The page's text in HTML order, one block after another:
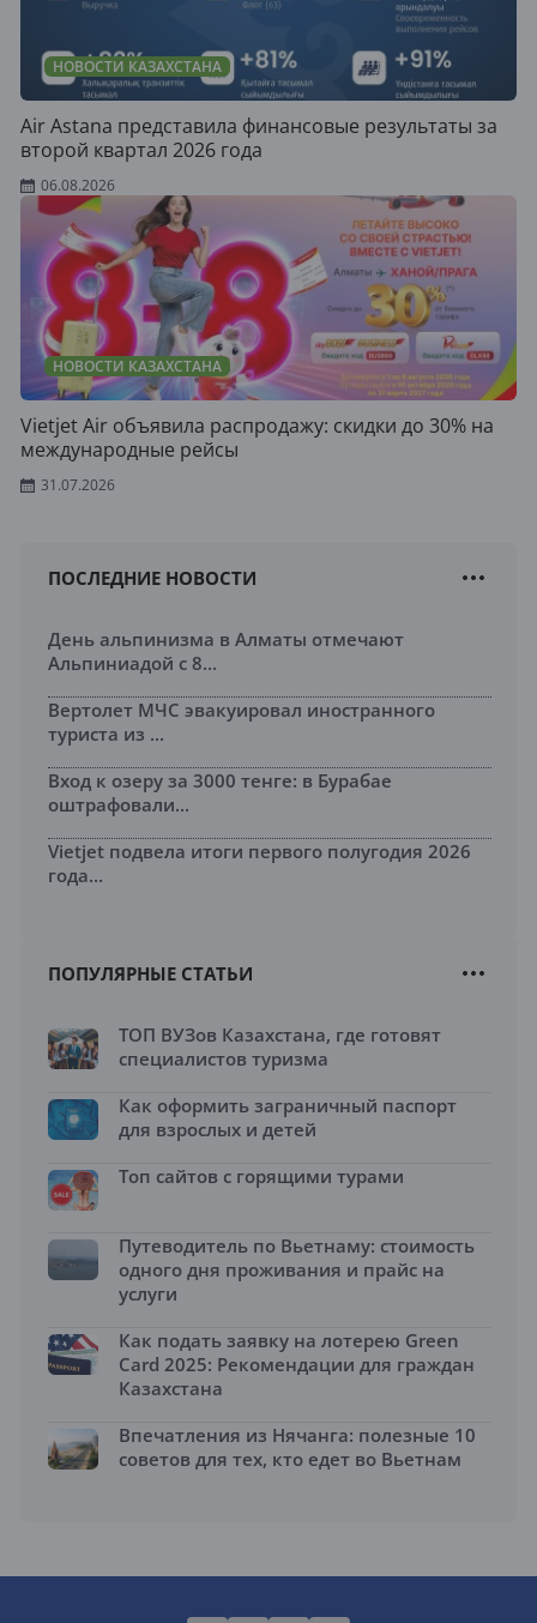
НОВОСТИ КАЗАХСТАНА
Air Astana представила финансовые результаты за
второй квартал 2026 года
06.08.2026
НОВОСТИ КАЗАХСТАНА
Vietjet Air объявила распродажу: скидки до 30% на
международные рейсы
31.07.2026
ПОСЛЕДНИЕ НОВОСТИ
День альпинизма в Алматы отмечают
Альпиниадой с 8...
Вертолет МЧС эвакуировал иностранного
туриста из ...
Вход к озеру за 3000 тенге: в Бурабае
оштрафовали...
Vietjet подвела итоги первого полугодия 2026
года...
ПОПУЛЯРНЫЕ СТАТЬИ
ТОП ВУЗов Казахстана, где готовят
специалистов туризма
Как оформить заграничный паспорт
для взрослых и детей
Топ сайтов с горящими турами
Путеводитель по Вьетнаму: стоимость
одного дня проживания и прайс на
услуги
Как подать заявку на лотерею Green
Card 2025: Рекомендации для граждан
Казахстана
Впечатления из Нячанга: полезные 10
советов для тех, кто едет во Вьетнам